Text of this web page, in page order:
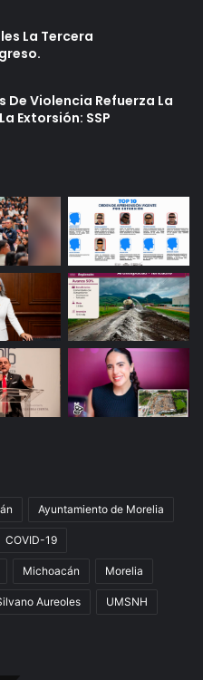
La Tercera
Violencia Refuerza La
Extorsión: SSP
Ayuntamiento de Morelia
COVID-19
Michoacán Morelia
Aureoles UMSNH